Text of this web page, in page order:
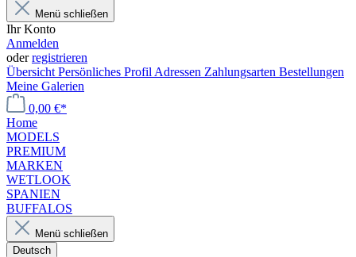
Menü schließen
Ihr Konto
Anmelden
oderregistrieren
Übersicht Persönliches Profil Adressen Zahlungsarten Bestellungen
Meine Galerien
0,00 €*
Home
MODELS
PREMIUM
MARKEN
WETLOOK
SPANIEN
BUFFALOS
Menü schließen
Deutsch